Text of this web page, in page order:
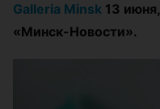
Galleria Minsk 13 июня,
«Минск-Новости».